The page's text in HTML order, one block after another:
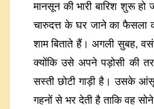
मानसून की भारी बारिश शुरू
चारुदत्त के घर जाने का फैसला
शाम बिताते हैं। अगली सुबह,
क्योंकि उसे अपने पड़ोसी की
सस्ती छोटी गाड़ी है। उसके
गहनों से भर देती है ताकि वह